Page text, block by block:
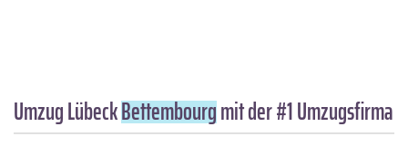
Umzug LübeckBettembourgmit der #1 Umzugsfirma